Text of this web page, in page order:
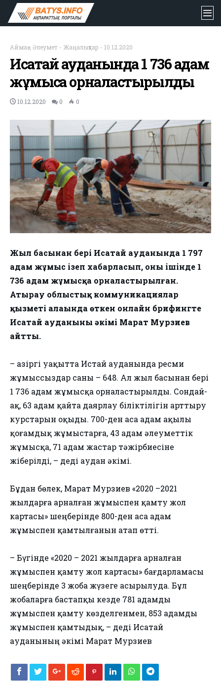
Аймақ- Әлеумет - Жаңалықтар - 10.12.2020
Исатай ауданында 1 736 адам
жұмысқа орналастырылды
10.12.2020 0 0
Жыл басынан бері Исатай ауданында 1 797
адам жұмыс ізеп хабарласып, оның ішінде 1
736 адам жұмысқа орналастырылған.
Атырау облыстық коммуникациялар
қызметі алаңында өткен онлайн брифингте
Исатай ауданының әкімі Марат Мурзиев
айтты.
– Қазіргі уақытта Истай ауданында ресми
жұмыссыздар саны – 648. Ал жыл басынан бері
1 736 адам жұмысқа орналастырылды. Сондай-
ақ, 63 адам қайта даярлау біліктілігін арттыру
курстарын оқыды. 700-ден аса адам ақылы
қоғамдық жұмыстарға, 43 адам әлеуметтік
жұмысқа, 71 адам жастар тәжірбиесіне
жіберілді, – деді аудан әкімі.
Бұдан бөлек, Марат Мурзиев «2020 –2021
жылдарға арналған жұмыспен қамту жол
картасы» шеңберінде 800-ден аса адам
жұмыспен қамтылғанын атап өтті.
– Бүгінде «2020 – 2021 жылдарға арналған
жұмыспен қамту жол картасы» бағдарламасы
шеңберінде 3 жоба жүзеге асырылуда. Бұл
жобаларға бастапқы кезде 781 адамды
жұмыспен қамту көзделгенмен, 853 адамды
жұмыспен қамтыдық, – деді Исатай
ауданының әкімі Марат Мурзиев